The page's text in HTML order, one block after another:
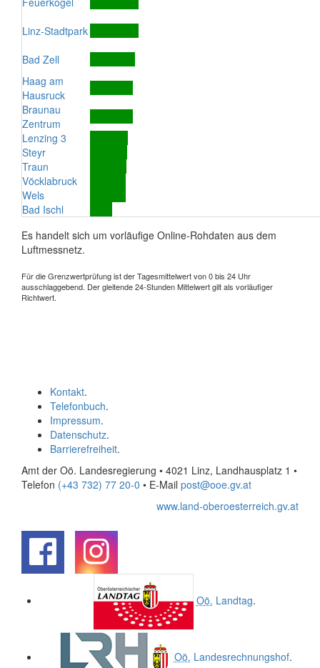
Linz-Stadtpark
Bad Zell
Haag am
Hausruck
Braunau
Zentrum
Lenzing 3
Steyr
Traun
Vöcklabruck
Wels
Bad Ischl
Es handelt sich um vorläufige Online-Rohdaten aus dem
Luftmessnetz.
Für die Grenzwertprüfung ist der Tagesmittelwert von 0 bis 24 Uhr
ausschlaggebend. Der gleitende 24-Stunden Mittelwert gilt als vorläufiger
Richtwert.
Kontakt.
Telefonbuch.
Impressum.
Datenschutz.
Barrierefreiheit.
Amt der Oö. Landesregierung • 4021 Linz, Landhausplatz 1 •
Telefon (+43 732) 77 20-0 • E-Mail post@ooe.gv.at
www.land-oberoesterreich.gv.at
Oö. Landtag.
Oö. Landesrechnungshof.